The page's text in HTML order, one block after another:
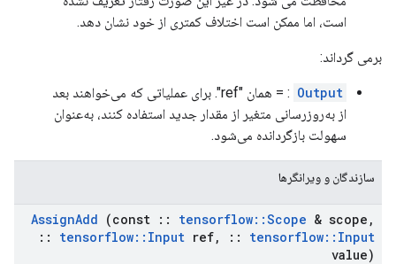
است، اما ممکن است اختلاف کمتری از خود نشان دهد.
برمی گرداند:
Output
: = همان "ref". برای عملیاتی که می‌خواهند بعد
از به‌روزرسانی متغیر از مقدار جدید استفاده کنند، به‌عنوان
سهولت بازگردانده می‌شود.
سازندگان و ویرانگرها
AssignAdd (const :: tensorflow::Scope & scope ,
::
tensorflow:: Input ref, :: tensorflow:: Input
value)